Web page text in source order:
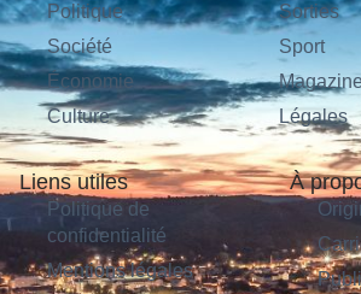
Politique
Société
Économie
Culture
Sorties
Sport
Légales
Liens utiles
Politique de
confidentialité
Mentions légales
À